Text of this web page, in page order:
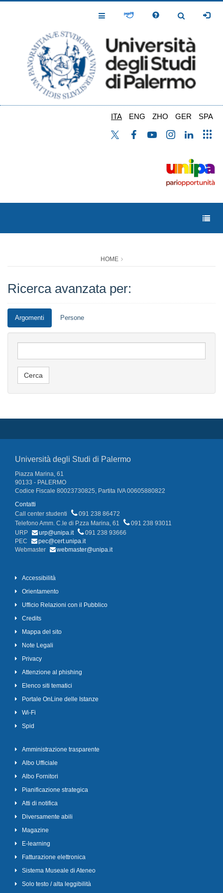
Toggle
Toggle
ITA ENG ZHO GER SPA
HOME
Ricerca avanzata per:
Argomenti Persone
Università degli Studi di Palermo
Piazza Marina, 61
90133 - PALERMO
Codice Fiscale 80023730825, Partita IVA 00605880822
Contatti
Call center studenti
091 238 86472
Telefono Amm. C.le di P.zza Marina, 61
091 238 93011
URP
urp@unipa.it
091 238 93666
PEC
pec@cert.unipa.it
Webmaster
webmaster@unipa.it
Accessibilità
Orientamento
Ufficio Relazioni con il Pubblico
Credits
Mappa del sito
Note Legali
Privacy
Attenzione al phishing
Elenco siti tematici
Portale OnLine delle Istanze
Wi-Fi
Spid
Amministrazione trasparente
Albo Ufficiale
Albo Fornitori
Pianificazione strategica
Atti di notifica
Diversamente abili
Magazine
E-learning
Fatturazione elettronica
Sistema Museale di Ateneo
Solo testo / alta leggibilità